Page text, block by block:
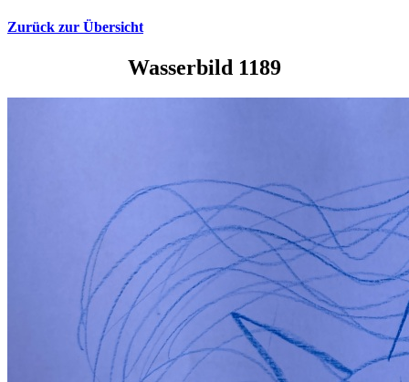
Zurück zur Übersicht
Wasserbild 1189